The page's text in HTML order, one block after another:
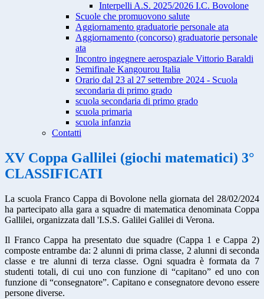
Interpelli A.S. 2025/2026 I.C. Bovolone
Scuole che promuovono salute
Aggiornamento graduatorie personale ata
Aggiornamento (concorso) graduatorie personale
ata
Incontro ingegnere aerospaziale Vittorio Baraldi
Semifinale Kangourou Italia
Orario dal 23 al 27 settembre 2024 - Scuola
secondaria di primo grado
scuola secondaria di primo grado
scuola primaria
scuola infanzia
Contatti
XV Coppa Gallilei (giochi matematici) 3°
CLASSIFICATI
La scuola Franco Cappa di Bovolone nella giornata del 28/02/2024
ha partecipato alla gara a squadre di matematica denominata Coppa
Gallilei, organizzata dall 'I.S.S. Galilei Galilei di Verona.
Il Franco Cappa ha presentato due squadre (Cappa 1 e Cappa 2)
composte entrambe da: 2 alunni di prima classe, 2 alunni di seconda
classe e tre alunni di terza classe. Ogni squadra è formata da 7
studenti totali, di cui uno con funzione di “capitano” ed uno con
funzione di “consegnatore”. Capitano e consegnatore devono essere
persone diverse.